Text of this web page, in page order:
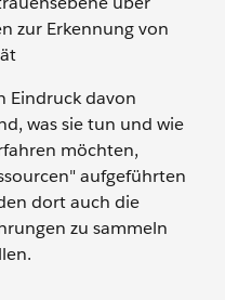
zur Erkennung von
Eindruck davon
was sie tun und wie
möchten,
aufgeführten
dort auch die
zu sammeln